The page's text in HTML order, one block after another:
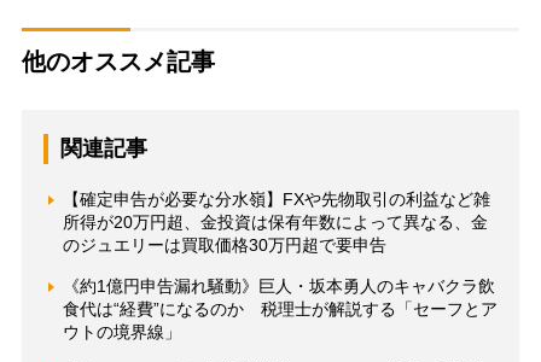
他のオススメ記事
関連記事
【確定申告が必要な分水嶺】FXや先物取引の利益など雑
所得が20万円超、金投資は保有年数によって異なる、金
のジュエリーは買取価格30万円超で要申告
《約1億円申告漏れ騒動》巨人・坂本勇人のキャバクラ飲
食代は“経費”になるのか 税理士が解説する「セーフとア
ウトの境界線」